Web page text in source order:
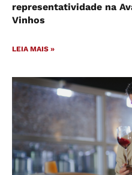
representatividade na
Vinhos
LEIA MAIS »